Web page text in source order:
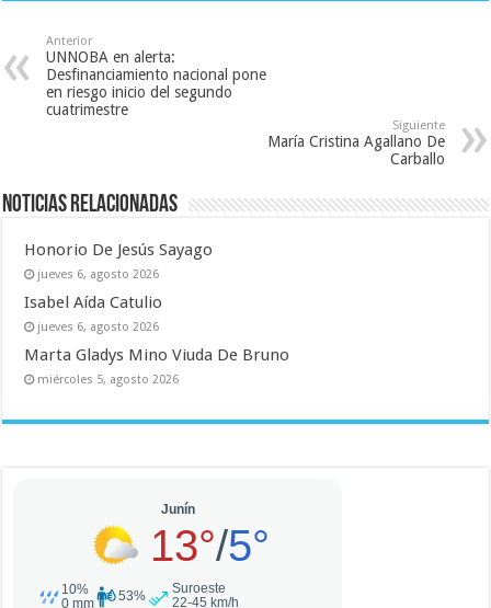
Anterior
UNNOBA en alerta:
Desfinanciamiento nacional pone
en riesgo inicio del segundo
cuatrimestre
Siguiente
María Cristina Agallano De
Carballo
Noticias relacionadas
Honorio De Jesús Sayago
jueves 6, agosto 2026
Isabel Aída Catulio
jueves 6, agosto 2026
Marta Gladys Mino Viuda De Bruno
miércoles 5, agosto 2026